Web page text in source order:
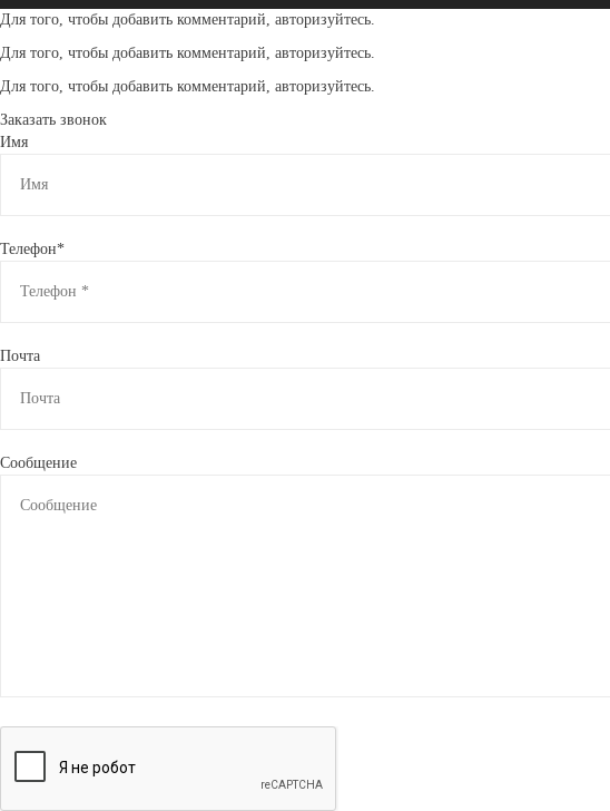
Для того, чтобы добавить комментарий, авторизуйтесь.
Для того, чтобы добавить комментарий, авторизуйтесь.
Для того, чтобы добавить комментарий, авторизуйтесь.
Заказать звонок
Имя
Телефон*
Почта
Сообщение